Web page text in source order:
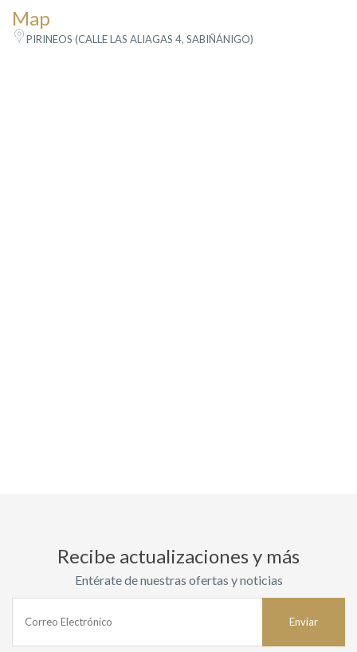
Map
PIRINEOS (CALLE LAS ALIAGAS 4, SABIÑÁNIGO)
Recibe actualizaciones y más
Entérate de nuestras ofertas y noticias